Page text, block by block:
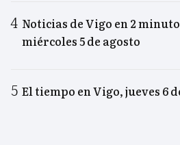
Noticias de Vigo en 2
miércoles 5 de agosto
El tiempo en Vigo, jueves 6